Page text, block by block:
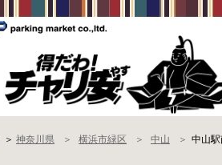
＞ 神奈川県 横浜市緑区 中山 中山